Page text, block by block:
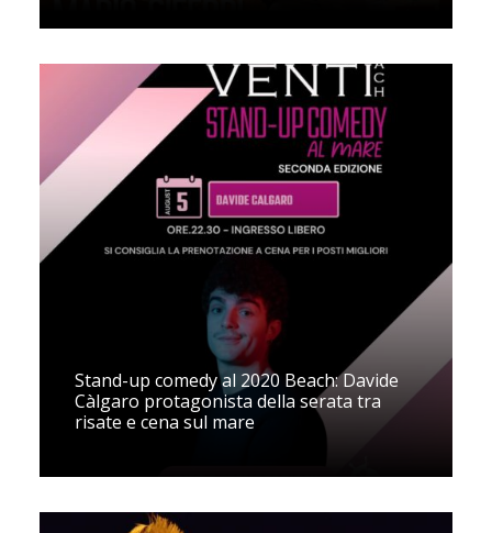
Stand-up comedy al 2020 Beach: Davide
Càlgaro protagonista della serata tra
risate e cena sul mare